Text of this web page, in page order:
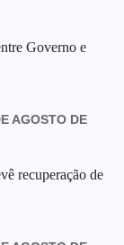
Governo e
AGOSTO DE
recuperação de